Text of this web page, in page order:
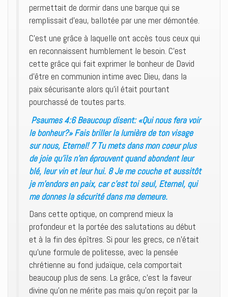
permettait de dormir dans une barque qui se
remplissait d’eau, ballotée par une mer démontée.
C’est une grâce à laquelle ont accès tous ceux qui
en reconnaissent humblement le besoin. C’est
cette grâce qui fait exprimer le bonheur de David
d’être en communion intime avec Dieu, dans la
paix sécurisante alors qu’il était pourtant
pourchassé de toutes parts.
Psaumes 4:6 Beaucoup disent: «Qui nous fera voir
le bonheur?» Fais briller la lumière de ton visage
sur nous, Eternel! 7 Tu mets dans mon coeur plus
de joie qu’ils n’en éprouvent quand abondent leur
blé, leur vin et leur hui. 8 Je me couche et aussitôt
je m’endors en paix, car c’est toi seul, Eternel, qui
me donnes la sécurité dans ma demeure.
Dans cette optique, on comprend mieux la
profondeur et la portée des salutations au début
et à la fin des épîtres. Si pour les grecs, ce n’était
qu’une formule de politesse, avec la pensée
chrétienne au fond judaïque, cela comportait
beaucoup plus de sens. La grâce, c’est la faveur
divine qu’on ne mérite pas mais qu’on reçoit par la